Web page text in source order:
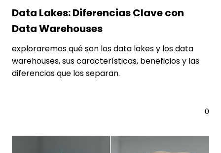
Data Lakes: Diferencias Clave con
Data Warehouses
exploraremos qué son los data lakes y los data
warehouses, sus características, beneficios y las
diferencias que los separan.
0